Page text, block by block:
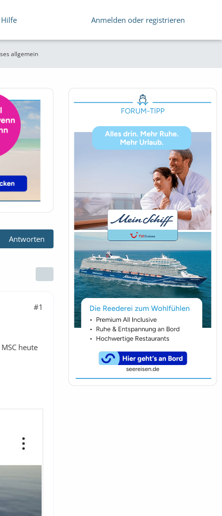
Hilfe Anmelden oder registrieren
allgemein
Antworten
#1
heute